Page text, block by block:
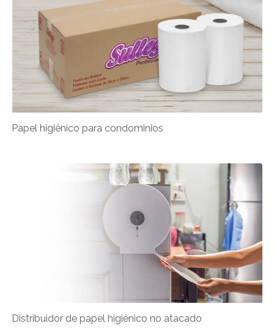
Papel higiênico para condominios
Distribuidor de papel higiênico no atacado​